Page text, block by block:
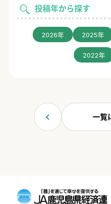
投稿年から探す
2026年 2025年
2022年
一覧